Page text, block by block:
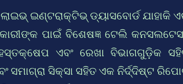
ଇଣ୍ଟରାକ୍ଟିଭ୍ ଡ୍ୟାସବୋର୍ଡ ଯାହାକି
ପାଇଁ ବିଶେଷଜ୍ଞ ଟେଲି
ଏବଂ ରେଖା ବିଭାଗଗୁଡ଼ିକ
ସମାଗ୍ରା ସିକ୍ସା ସହିତ ଏକ ନିର୍ଦ୍ଦିଷ୍ଟ